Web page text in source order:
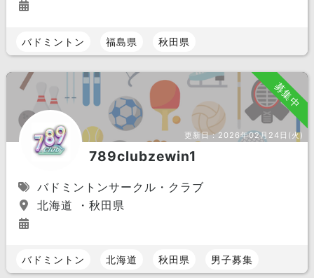
バドミントン 福島県 秋田県
募集中
更新日：2026年02月24日(火)
789clubzewin1
バドミントンサークル・クラブ
北海道 ・秋田県
バドミントン 北海道 秋田県 男子募集